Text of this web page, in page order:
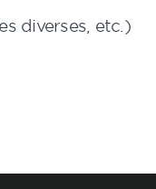
diverses, etc.)